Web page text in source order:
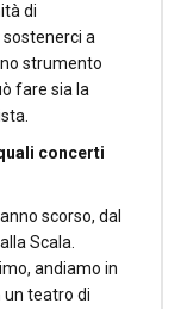
di
a
strumento
fare sia la
concerti
scorso, dal
Scala.
andiamo in
un teatro di